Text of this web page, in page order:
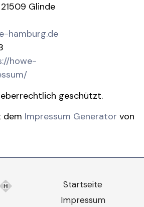
Glinde
hamburg.de
howe-
geschützt.
dem Impressum Generator von
Startseite
Impressum